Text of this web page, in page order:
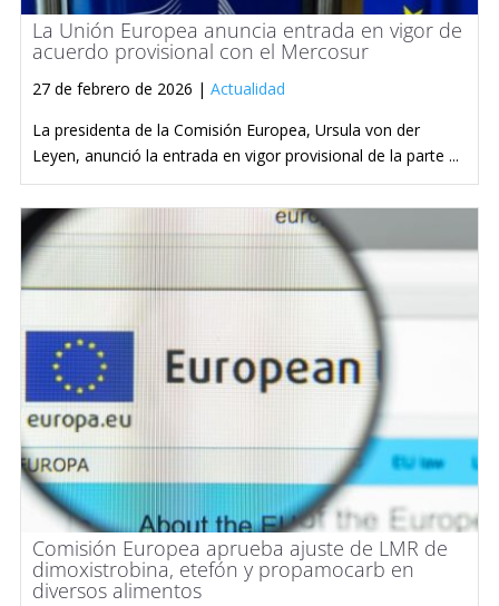
La Unión Europea anuncia entrada en vigor de
acuerdo provisional con el Mercosur
27 de febrero de 2026 | Actualidad
La presidenta de la Comisión Europea, Ursula von der
Leyen, anunció la entrada en vigor provisional de la parte ...
Comisión Europea aprueba ajuste de LMR de
dimoxistrobina, etefón y propamocarb en
diversos alimentos